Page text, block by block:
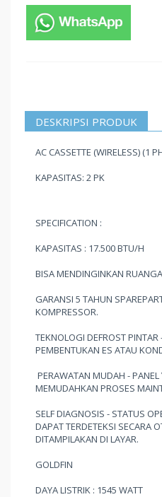
DESKRIPSI PRODUK
AC CASSETTE (WIRELESS) (1
KAPASITAS: 2 PK
SPECIFICATION :
KAPASITAS : 17.500 BTU/H
BISA MENDINGINKAN
GARANSI 5 TAHUN
KOMPRESSOR.
TEKNOLOGI DEFROST
PEMBENTUKAN ES ATAU
PERAWATAN MUDAH -
MEMUDAHKAN PROSES
SELF DIAGNOSIS - STATUS
DAPAT TERDETEKSI SECARA
DITAMPILAKAN DI LAYAR.
GOLDFIN
DAYA LISTRIK : 1545 WATT